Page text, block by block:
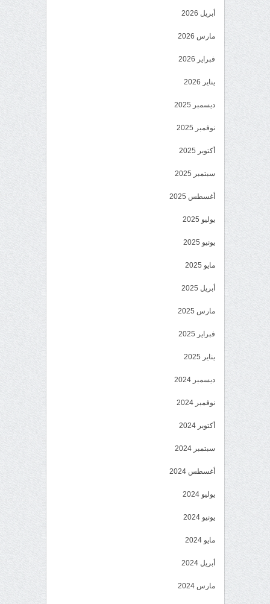
أبريل 2026
مارس 2026
فبراير 2026
يناير 2026
ديسمبر 2025
نوفمبر 2025
أكتوبر 2025
سبتمبر 2025
أغسطس 2025
يوليو 2025
يونيو 2025
مايو 2025
أبريل 2025
مارس 2025
فبراير 2025
يناير 2025
ديسمبر 2024
نوفمبر 2024
أكتوبر 2024
سبتمبر 2024
أغسطس 2024
يوليو 2024
يونيو 2024
مايو 2024
أبريل 2024
مارس 2024